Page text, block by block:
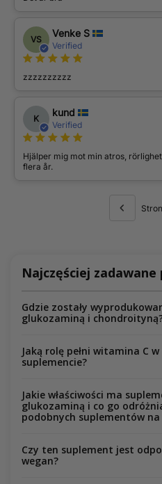
VS
Venke S
Verified
zzzzzzzzzz
K
kund
Verified
Hjälper mig mot min atros,
flera år.
Najczęściej
Gdzie zostały
glukozaminą i
Jaką rolę pełni witamina C
suplemencie?
Jakie właściwości ma
glukozaminą i co go
podobnych suplementów
Czy ten suplement jest
wegan?